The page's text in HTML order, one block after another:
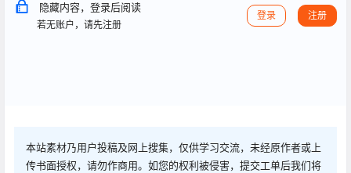
隐藏内容，登录后阅读
若无账户，请先注册
登录 注册
本站素材乃用户投稿及网上搜集，仅供学习交流，未经原作者或上
传书面授权，请勿作商用。如您的权利被侵害，提交工单后我们将